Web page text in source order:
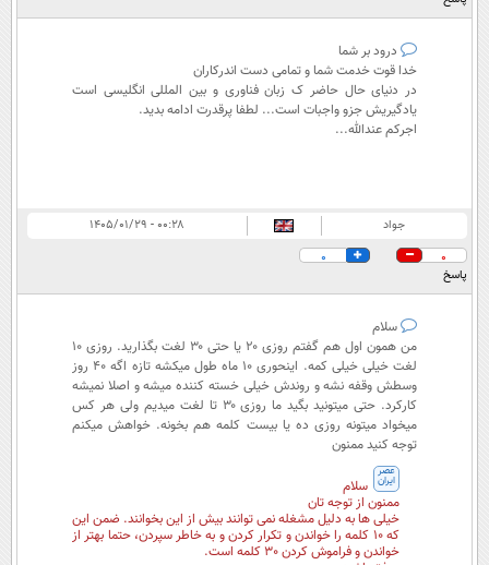
درود بر شما
خدا قوت خدمت شما و تمامی دست اندرکاران
در دنیای حال حاضر ک زبان فناوری و بین المللی انگلیسی است
یادگیریش جزو واجبات است... لطفا پرقدرت ادامه بدید.
اجرکم عندالله...
جواد
۰۰:۲۸ - ۱۴۰۵/۰۱/۲۹
0
0
پاسخ
سلام
من همون اول هم گفتم روزی ۲۰ یا حتی ۳۰ لغت بگذارید. روزی ۱۰
لغت خیلی خیلی کمه. اینحوری ۱۰ ماه طول میکشه تازه اگه ۴۰ روز
وسطش وقفه نشه و روندش خیلی خسته کننده میشه و اصلا نمیشه
کارکرد. حتی میتونید بگید ما روزی ۳۰ تا لغت میدیم ولی هر کس
میخواد میتونه روزی ده یا بیست کلمه هم بخونه. خواهش میکنم
توجه کنید ممنون
عصر
ایران
سلام
ممنون از توجه تان
خیلی ها به دلیل مشغله نمی توانند بیش از این بخوانند. ضمن این
که 10 کلمه را خواندن و تکرار کردن و به خاطر سپردن، حتما بهتر از
خواندن و فراموش کردن 30 کلمه است.